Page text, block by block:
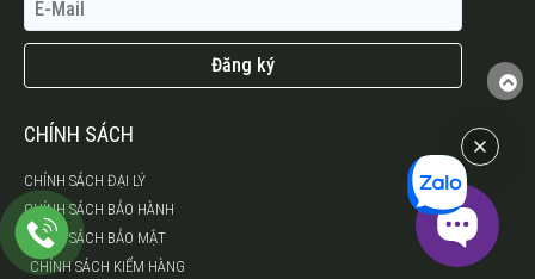
Đăng ký
CHÍNH SÁCH
CHÍNH SÁCH ĐẠI LÝ
CHÍNH SÁCH BẢO HÀNH
CHÍNH SÁCH BẢO MẬT
CHÍNH SÁCH KIỂM HÀNG